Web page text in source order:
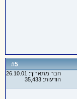
#
5
חבר מתאריך: 26.10.01
הודעות: 35,433